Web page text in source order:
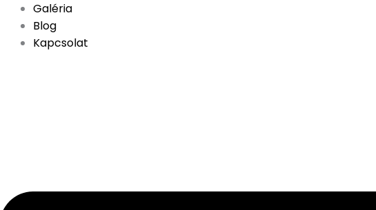
Galéria
Blog
Kapcsolat